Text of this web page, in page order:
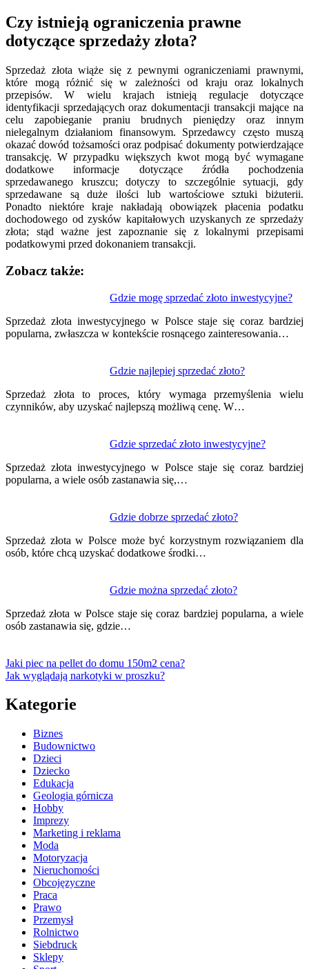
Czy istnieją ograniczenia prawne
dotyczące sprzedaży złota?
Sprzedaż złota wiąże się z pewnymi ograniczeniami prawnymi,
które mogą różnić się w zależności od kraju oraz lokalnych
przepisów. W wielu krajach istnieją regulacje dotyczące
identyfikacji sprzedających oraz dokumentacji transakcji mające na
celu zapobieganie praniu brudnych pieniędzy oraz innym
nielegalnym działaniom finansowym. Sprzedawcy często muszą
okazać dowód tożsamości oraz podpisać dokumenty potwierdzające
transakcję. W przypadku większych kwot mogą być wymagane
dodatkowe informacje dotyczące źródła pochodzenia
sprzedawanego kruszcu; dotyczy to szczególnie sytuacji, gdy
sprzedawane są duże ilości lub wartościowe sztuki biżuterii.
Ponadto niektóre kraje nakładają obowiązek płacenia podatku
dochodowego od zysków kapitałowych uzyskanych ze sprzedaży
złota; stąd ważne jest zapoznanie się z lokalnymi przepisami
podatkowymi przed dokonaniem transakcji.
Zobacz także:
Gdzie mogę sprzedać złoto inwestycyjne?
Sprzedaż złota inwestycyjnego w Polsce staje się coraz bardziej
popularna, zwłaszcza w kontekście rosnącego zainteresowania…
Gdzie najlepiej sprzedać złoto?
Sprzedaż złota to proces, który wymaga przemyślenia wielu
czynników, aby uzyskać najlepszą możliwą cenę. W…
Gdzie sprzedać złoto inwestycyjne?
Sprzedaż złota inwestycyjnego w Polsce staje się coraz bardziej
popularna, a wiele osób zastanawia się,…
Gdzie dobrze sprzedać złoto?
Sprzedaż złota w Polsce może być korzystnym rozwiązaniem dla
osób, które chcą uzyskać dodatkowe środki…
Gdzie można sprzedać złoto?
Sprzedaż złota w Polsce staje się coraz bardziej popularna, a wiele
osób zastanawia się, gdzie…
wpisu
Jaki piec na pellet do domu 150m2 cena?
Jak wyglądają narkotyki w proszku?
Kategorie
Biznes
Budownictwo
Dzieci
Dziecko
Edukacja
Geologia górnicza
Hobby
Imprezy
Marketing i reklama
Moda
Motoryzacja
Nieruchomości
Obcojęzyczne
Praca
Prawo
Przemysł
Rolnictwo
Siebdruck
Sklepy